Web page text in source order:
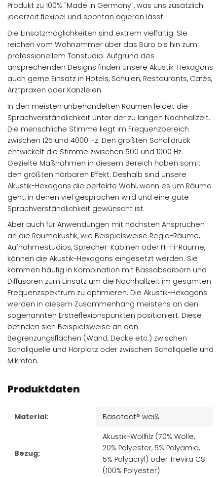
Produkt zu 100% "Made in Germany", was uns zusätzlich
jederzeit flexibel und spontan agieren lässt.
Die Einsatzmöglichkeiten sind extrem vielfältig. Sie
reichen vom Wohnzimmer über das Büro bis hin zum
professionellem Tonstudio. Aufgrund des
ansprechenden Designs finden unsere Akustik-Hexagons
auch gerne Einsatz in Hotels, Schulen, Restaurants, Cafés,
Arztpraxen oder Kanzleien.
In den meisten unbehandelten Räumen leidet die
Sprachverständlichkeit unter der zu langen Nachhallzeit.
Die menschliche Stimme liegt im Frequenzbereich
zwischen 125 und 4000 Hz. Den größten Schalldruck
entwickelt die Stimme zwischen 500 und 1000 Hz.
Gezielte Maßnahmen in diesem Bereich haben somit
den größten hörbaren Effekt. Deshalb sind unsere
Akustik-Hexagons die perfekte Wahl, wenn es um Räume
geht, in denen viel gesprochen wird und eine gute
Sprachverständlichkeit gewünscht ist.
Aber auch für Anwendungen mit höchsten Ansprüchen
an die Raumakustik, wie Beispielsweise Regie-Räume,
Aufnahmestudios, Sprecher-Kabinen oder Hi-Fi-Räume,
können die Akustik-Hexagons eingesetzt werden. Sie
kommen häufig in Kombination mit Bassabsorbern und
Diffusoren zum Einsatz um die Nachhallzeit im gesamten
Frequenzspektrum zu optimieren. Die Akustik-Hexagons
werden in diesem Zusammenhang meistens an den
sogenannten Erstreflexionspunkten positioniert. Diese
befinden sich Beispielsweise an den
Begrenzungsflächen (Wand, Decke etc.) zwischen
Schallquelle und Hörplatz oder zwischen Schallquelle und
Mikrofon.
Produktdaten
Material: Basotect® weiß
Bezug:
Akustik-Wollfilz (70% Wolle,
20% Polyester, 5% Polyamid,
5% Polyacryl) oder Trevira CS
(100% Polyester)